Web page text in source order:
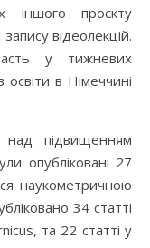
іншого проєкту
відеолекцій.
у тижневих
освіти в Німеччині
над підвищенням
опубліковані 27
наукометричною
34 статті
та 22 статті у